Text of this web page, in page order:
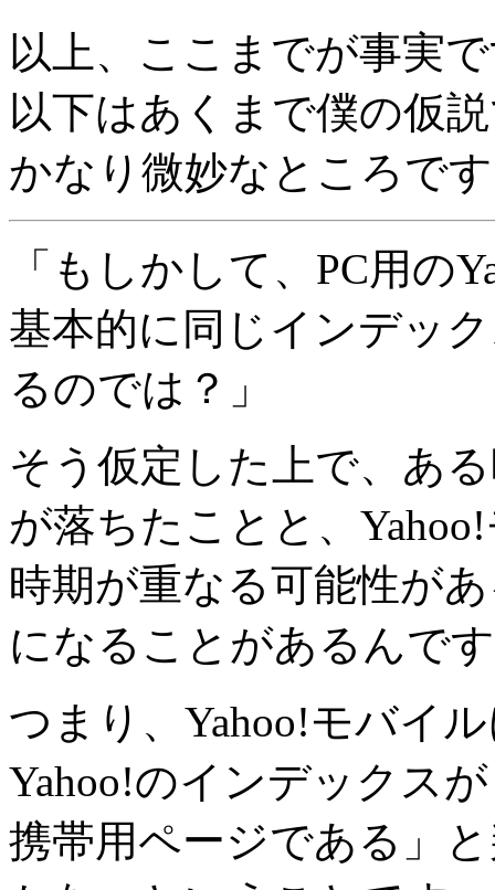
以上、ここまでが事実
以下はあくまで僕の仮
かなり微妙なところで
「もしかして、PC用の
基本的に同じインデッ
るのでは？」
そう仮定した上で、あ
が落ちたことと、
時期が重なる可能性が
になることがあるんで
つまり、Yahoo!モバイ
Yahoo!のインデックス
携帯用ページである」